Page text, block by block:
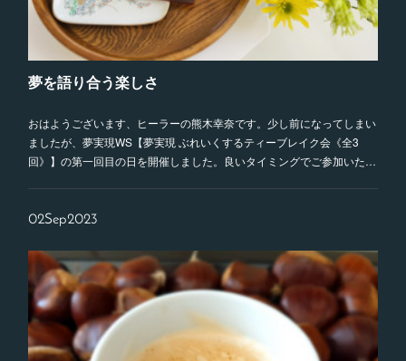
夢を語り合う楽しさ
おはようございます、ヒーラーの熊木幸奈です。少し前になってしまい
ましたが、夢実現WS【夢実現 ぶれいくするティーブレイク会《全3
回》】の第一回目の日を開催しました。良いタイミングでご参加いた…
02Sep2023